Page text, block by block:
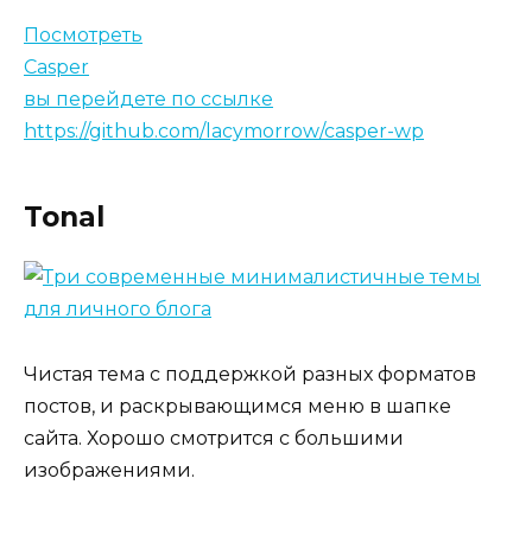
Посмотреть
Casper
вы перейдете по ссылке
https://github.com/lacymorrow/casper-wp
Tonal
Чистая тема с поддержкой разных форматов
постов, и раскрывающимся меню в шапке
сайта. Хорошо смотрится с большими
изображениями.